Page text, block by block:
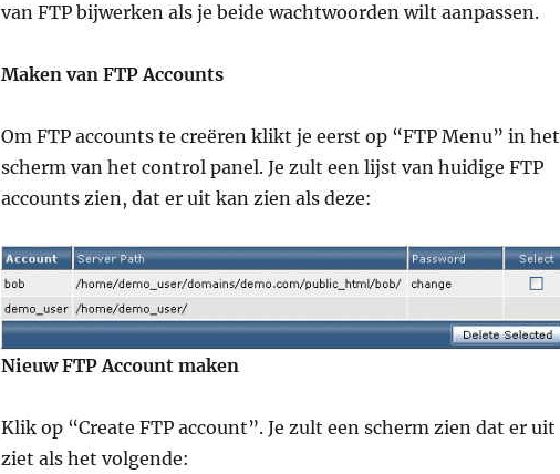
van FTP bijwerken als je beide wachtwoorden wilt aanpassen.
Maken van FTP Accounts
Om FTP accounts te creëren klikt je eerst op “FTP Menu” in het
scherm van het control panel. Je zult een lijst van huidige FTP
accounts zien, dat er uit kan zien als deze:
Nieuw FTP Account maken
Klik op “Create FTP account”. Je zult een scherm zien dat er uit
ziet als het volgende: